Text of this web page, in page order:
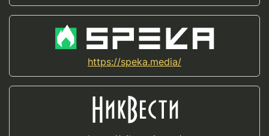
https://speka.media/